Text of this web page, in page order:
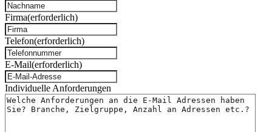
Firma(erforderlich)
Telefon(erforderlich)
E-Mail(erforderlich)
Individuelle Anforderungen